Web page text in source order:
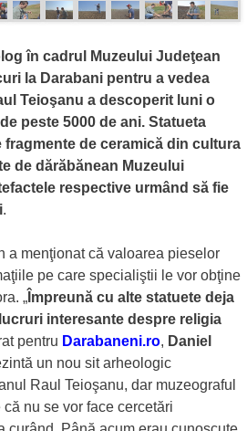
în cadrul Muzeului Judeţean
la Darabani pentru a vedea
Teioşanu a descoperit luni o
peste 5000 de ani. Statueta
de ceramică din cultura
de dărăbănean Muzeului
respective urmând să fie
.
a menţionat că valoarea pieselor
pe care specialiştii le vor obţine
„Împreună cu alte statuete deja
interesante despre religia
pentru Darabaneni.ro, Daniel
un nou sit arheologic
Raul Teioşanu, dar muzeograful
nu se vor face cercetări